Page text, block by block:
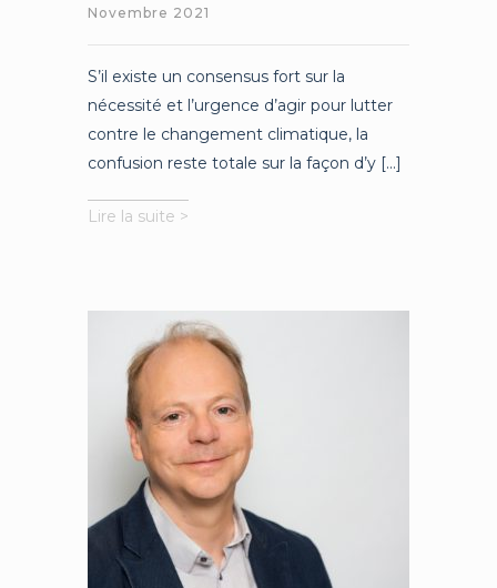
Novembre 2021
S’il existe un consensus fort sur la
nécessité et l’urgence d’agir pour lutter
contre le changement climatique, la
confusion reste totale sur la façon d’y [...]
Lire la suite >
fin
monde
:
économie
de
nos
responsabilités
envers
l’humanité